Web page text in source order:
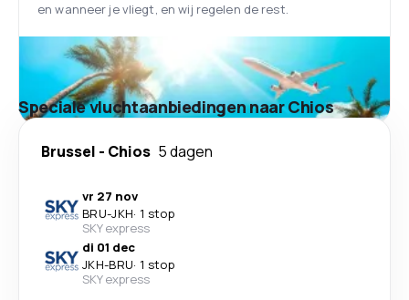
en wanneer je vliegt, en wij regelen de rest.
Speciale vluchtaanbiedingen naar Chios
Brussel - Chios 5 dagen
vr 27 nov
BRU-JKH· 1 stop
SKY express
di 01 dec
JKH-BRU· 1 stop
SKY express